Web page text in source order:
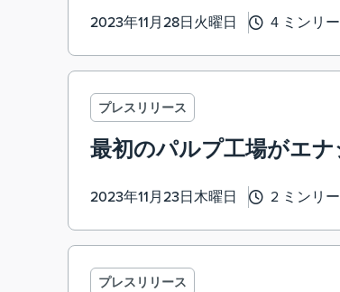
2023年11月28日火曜日 4 ミンリ
プレスリリース
最初のパルプ工場がエ
2023年11月23日木曜日 2 ミンリ
プレスリリース